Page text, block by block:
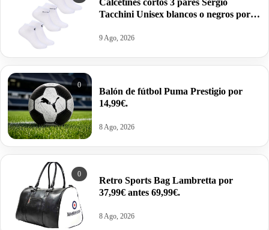
Calcetines cortos 3 pares Sergio
Tacchini Unisex blancos o negros por
9 Ago, 2026
0
Balón de fútbol Puma Prestigio por
14,99€.
8 Ago, 2026
0
Retro Sports Bag Lambretta por
37,99€ antes 69,99€.
8 Ago, 2026